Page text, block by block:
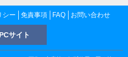
ライバー
イバー
イバー
イバー
ライバー
ライバー
シー 免責事項 FAQ お問い合わせ
PCサイト